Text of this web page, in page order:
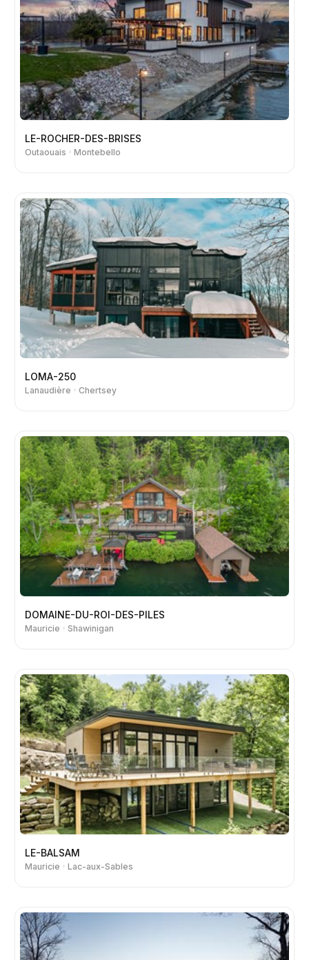
LE-ROCHER-DES-BRISES
Outaouais Montebello
LOMA-250
Lanaudière Chertsey
DOMAINE-DU-ROI-DES-PILES
Mauricie Shawinigan
LE-BALSAM
Mauricie Lac-aux-Sables